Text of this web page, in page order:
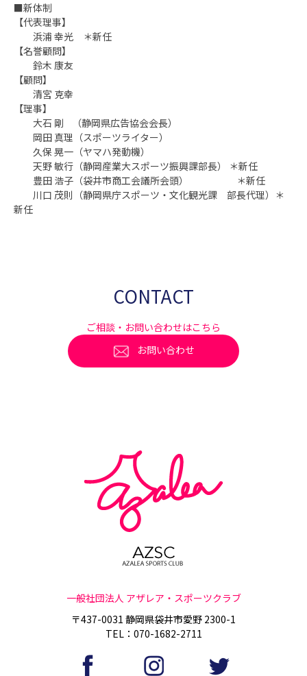
■新体制
【代表理事】
浜浦 幸光 ＊新任
【名誉顧問】
鈴木 康友
【顧問】
清宮 克幸
【理事】
大石 剛 （静岡県広告協会会長）
岡田 真理（スポーツライター）
久保 晃一（ヤマハ発動機）
天野 敏行（静岡産業大スポーツ振興課部長） ＊新任
豊田 浩子（袋井市商工会議所会頭） ＊新任
川口 茂則（静岡県庁スポーツ・文化観光課 部長代理）＊
新任
CONTACT
ご相談・お問い合わせはこちら
お問い合わせ
一般社団法人 アザレア・スポーツクラブ
〒437-0031 静岡県袋井市愛野 2300-1
TEL：070-1682-2711